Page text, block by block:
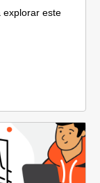
explorar este